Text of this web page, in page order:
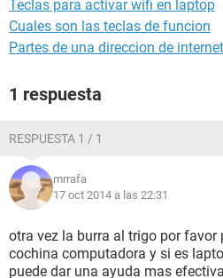
Teclas para activar wifi en laptop
Cuales son las teclas de funcion
Partes de una direccion de internet
1 respuesta
RESPUESTA 1 / 1
mrrafa
17 oct 2014 a las 22:31
otra vez la burra al trigo por favor
cochina computadora y si es
puede dar una ayuda mas